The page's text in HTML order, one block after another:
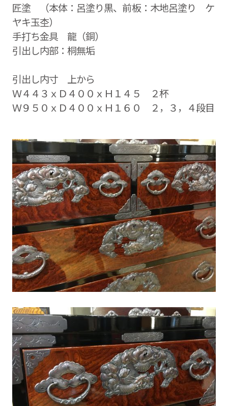
匠塗 （本体：呂塗り黒、前板：木地呂塗り ケ
ヤキ玉杢）
手打ち金具 龍（銅）
引出し内部：桐無垢
引出し内寸 上から
Ｗ４４３ｘＤ４００ｘＨ１４５ ２杯
Ｗ９５０ｘＤ４００ｘＨ１６０ ２，３，４段目